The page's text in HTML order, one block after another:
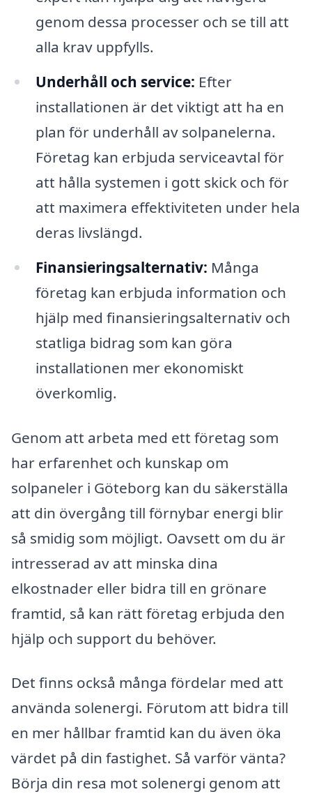
genom dessa processer och se till att
alla krav uppfylls.
Underhåll och service: Efter
installationen är det viktigt att ha en
plan för underhåll av solpanelerna.
Företag kan erbjuda serviceavtal för
att hålla systemen i gott skick och för
att maximera effektiviteten under hela
deras livslängd.
Finansieringsalternativ: Många
företag kan erbjuda information och
hjälp med finansieringsalternativ och
statliga bidrag som kan göra
installationen mer ekonomiskt
överkomlig.
Genom att arbeta med ett företag som
har erfarenhet och kunskap om
solpaneler i Göteborg kan du säkerställa
att din övergång till förnybar energi blir
så smidig som möjligt. Oavsett om du är
intresserad av att minska dina
elkostnader eller bidra till en grönare
framtid, så kan rätt företag erbjuda den
hjälp och support du behöver.
Det finns också många fördelar med att
använda solenergi. Förutom att bidra till
en mer hållbar framtid kan du även öka
värdet på din fastighet. Så varför vänta?
Börja din resa mot solenergi genom att